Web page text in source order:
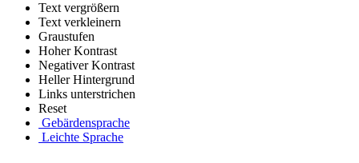
Text vergrößern
Text verkleinern
Graustufen
Hoher Kontrast
Negativer Kontrast
Heller Hintergrund
Links unterstrichen
Reset
Gebärdensprache
Leichte Sprache